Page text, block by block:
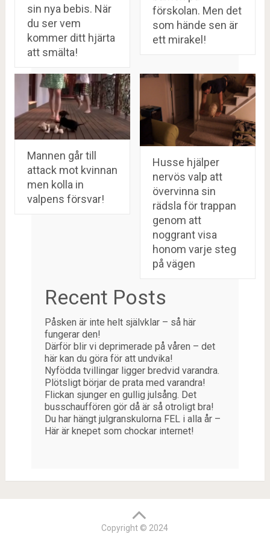
sin nya bebis. När
du ser vem
kommer ditt hjärta
att smälta!
förskolan. Men det
som hände sen är
ett mirakel!
Mannen går till
attack mot kvinnan
men kolla in
valpens försvar!
Husse hjälper
nervös valp att
övervinna sin
rädsla för trappan
genom att
noggrant visa
honom varje steg
på vägen
Recent Posts
Påsken är inte helt självklar – så här
fungerar den!
Därför blir vi deprimerade på våren – det
här kan du göra för att undvika!
Nyfödda tvillingar ligger bredvid varandra.
Plötsligt börjar de prata med varandra!
Flickan sjunger en gullig julsång. Det
busschauffören gör då är så otroligt bra!
Du har hängt julgranskulorna FEL i alla år –
Här är knepet som chockar internet!
Copyright © 2024